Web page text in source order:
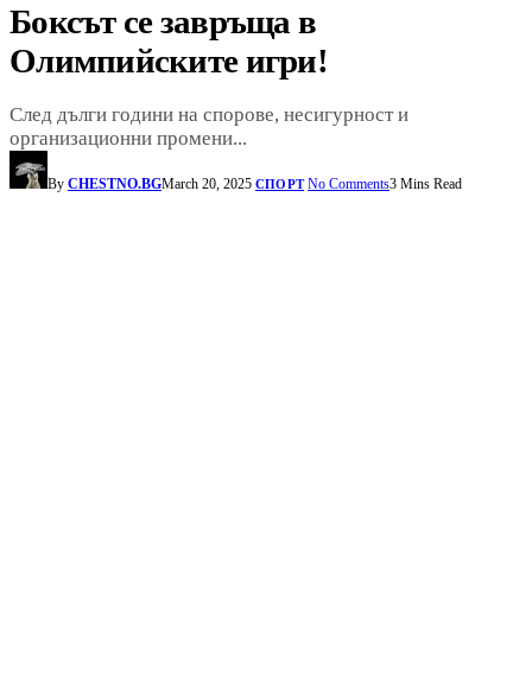
Боксът се завръща в
Олимпийските игри!
След дълги години на спорове, несигурност и
организационни промени...
By CHESTNO.BGMarch 20, 2025 СПОРТ No Comments3 Mins Read